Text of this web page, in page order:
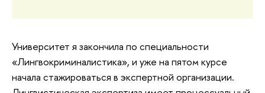
Университет я закончила по специальности
«Лингвокриминалистика», и уже на пятом курсе
начала стажироваться в экспертной организации.